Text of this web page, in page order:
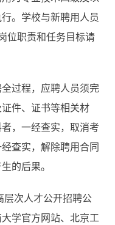
。学校与新聘用人员
位职责和任务目标请
全过程，应聘人员须完
件、证书等相关材
，一经查实，取消考
查实，解除聘用合同
的后果。
层次人才公开招聘公
学官方网站、北京工